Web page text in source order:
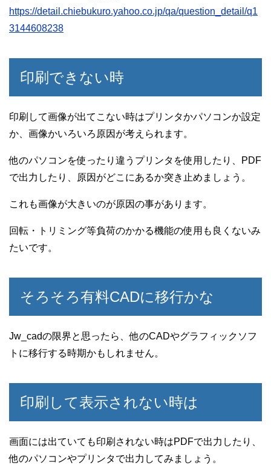
https://detail.chiebukuro.yahoo.co.jp/qa/question_detail/q1
3144608238
印刷できない時
印刷して画像が出てこない時はプリンタかパソコンか設定
か、画像かいろいろ原因が考えられます。
他のパソコンを使ったり違うプリンタを使用したり、PDF
で出力したり、原因がどこにあるか突き止めましょう。
これも画像が大きいのが原因の事があります。
回転・トリミング等負荷のかかる機能の使用も良くないみ
たいです。
そろそろ有料CADに移行かな
Jw_cadの限界と思ったら、他のCADやグラフィックソフ
トに移行する時期かもしれません。
印刷して表示されない時は
画面には出ていても印刷されない時はPDFで出力したり、
他のパソコンやプリンタで出力してみましょう。